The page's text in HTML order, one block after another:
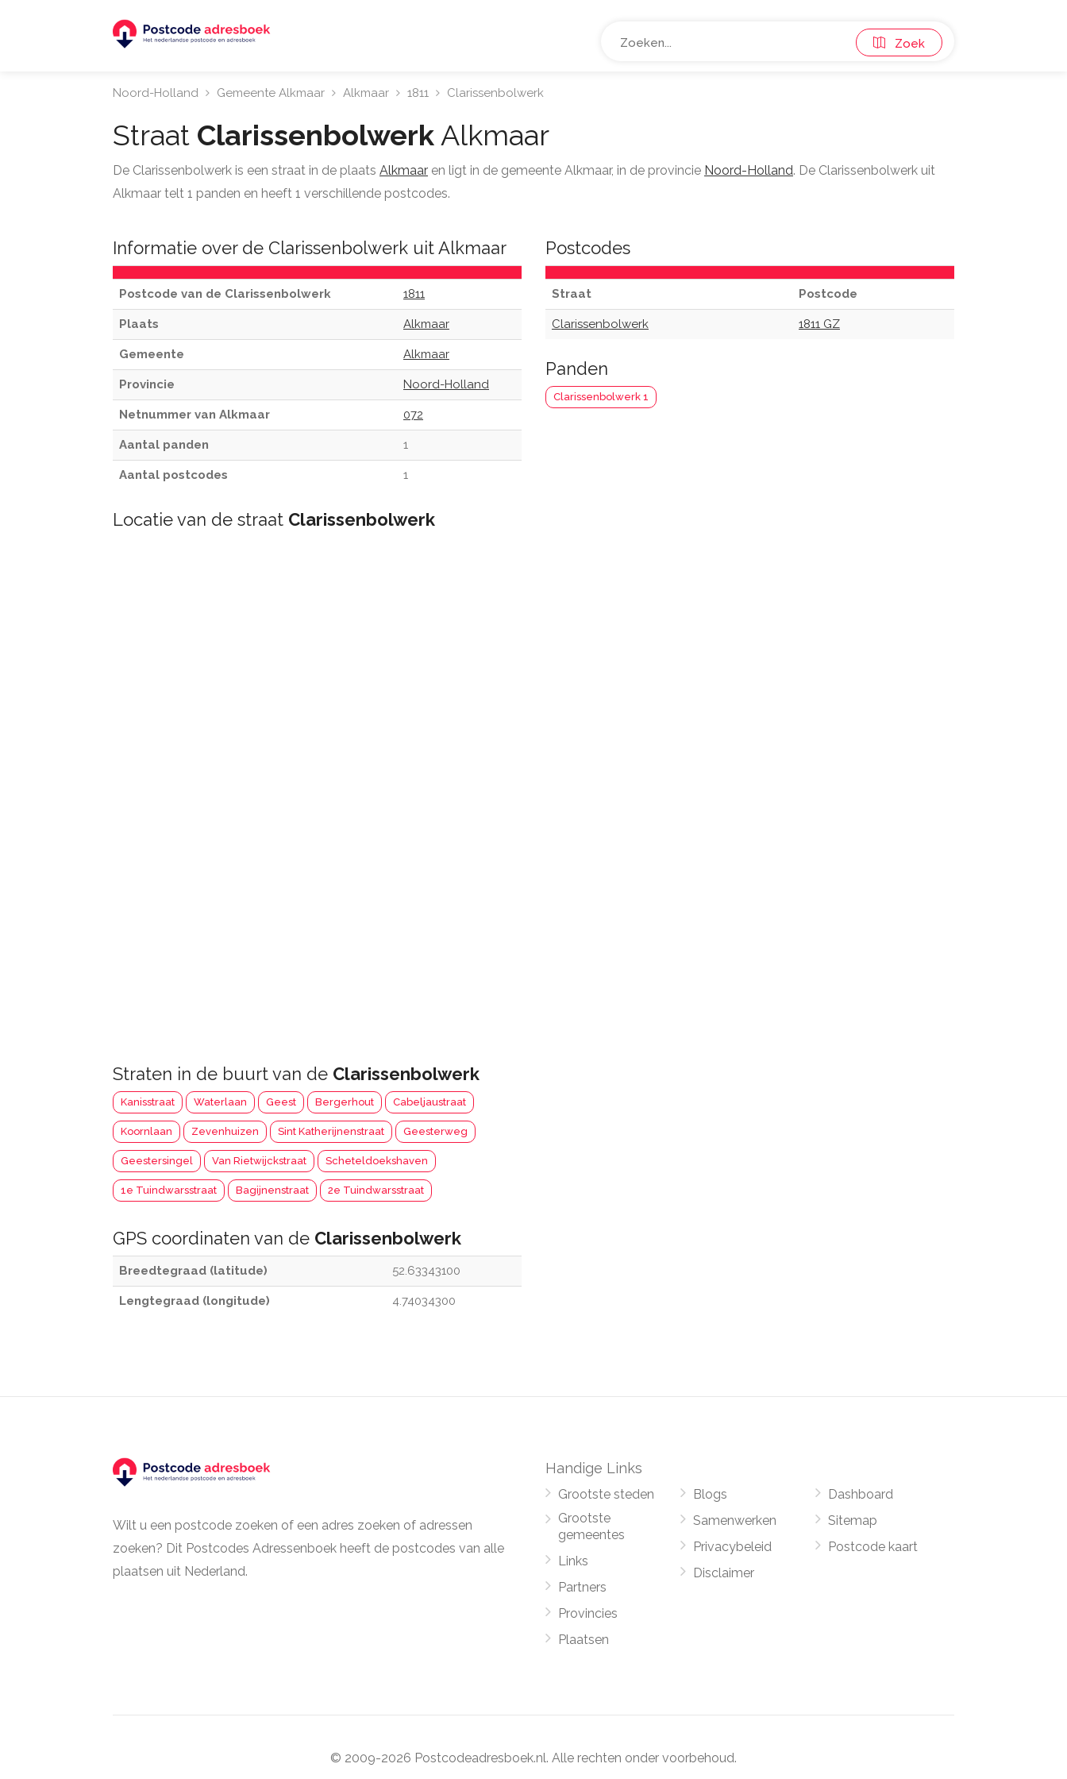
Zoek
Noord-Holland Gemeente Alkmaar Alkmaar 1811 Clarissenbolwerk
Straat Clarissenbolwerk Alkmaar
De Clarissenbolwerk is een straat in de plaats Alkmaar en ligt in de gemeente Alkmaar, in de provincie Noord-Holland. De Clarissenbolwerk uit
Alkmaar telt 1 panden en heeft 1 verschillende postcodes.
Informatie over de Clarissenbolwerk uit Alkmaar
Postcode van de Clarissenbolwerk 1811
Plaats Alkmaar
Gemeente Alkmaar
Provincie Noord-Holland
Netnummer van Alkmaar 072
Aantal panden 1
Aantal postcodes 1
Locatie van de straat Clarissenbolwerk
Straten in de buurt van de Clarissenbolwerk
Kanisstraat Waterlaan Geest Bergerhout Cabeljaustraat
Koornlaan Zevenhuizen Sint Katherijnenstraat Geesterweg
Geestersingel Van Rietwijckstraat Scheteldoekshaven
1e Tuindwarsstraat Bagijnenstraat 2e Tuindwarsstraat
GPS coordinaten van de Clarissenbolwerk
Breedtegraad (latitude) 52.63343100
Lengtegraad (longitude) 4.74034300
Postcodes
Straat Postcode
Clarissenbolwerk 1811 GZ
Panden
Clarissenbolwerk 1
Wilt u een postcode zoeken of een adres zoeken of adressen
zoeken? Dit Postcodes Adressenboek heeft de postcodes van alle
plaatsen uit Nederland.
Handige Links
Grootste steden
Grootste
gemeentes
Links
Partners
Provincies
Plaatsen
Blogs
Samenwerken
Privacybeleid
Disclaimer
Dashboard
Sitemap
Postcode kaart
© 2009-2026 Postcodeadresboek.nl. Alle rechten onder voorbehoud.